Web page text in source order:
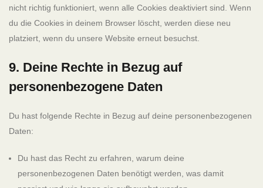
nicht richtig funktioniert, wenn alle Cookies deaktiviert sind. Wenn
du die Cookies in deinem Browser löscht, werden diese neu
platziert, wenn du unsere Website erneut besuchst.
9. Deine Rechte in Bezug auf
personenbezogene Daten
Du hast folgende Rechte in Bezug auf deine personenbezogenen
Daten:
Du hast das Recht zu erfahren, warum deine
personenbezogenen Daten benötigt werden, was damit
snooze apartments